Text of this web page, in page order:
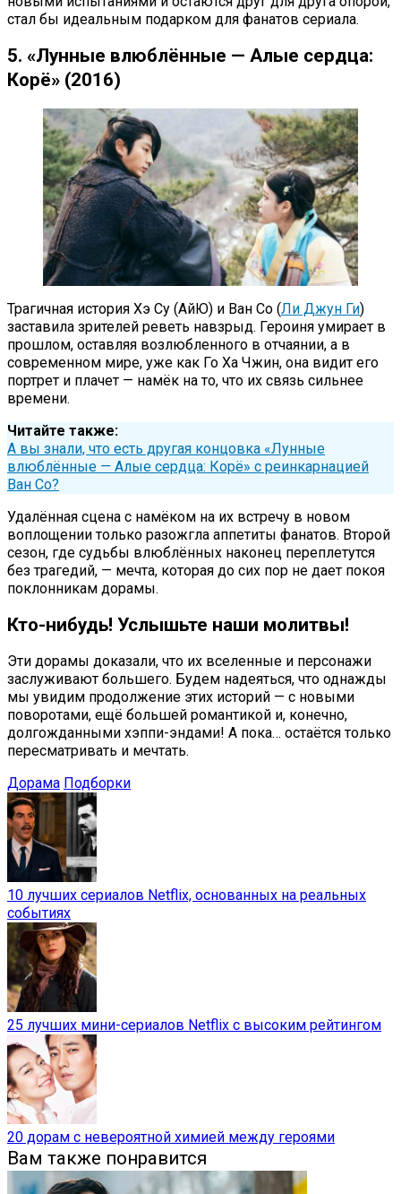
стал бы идеальным подарком для фанатов сериала.
5. «Лунные влюблённые — Алые сердца:
Корё» (2016)
Трагичная история Хэ Су (АйЮ) и Ван Со (Ли Джун Ги)
заставила зрителей реветь навзрыд. Героиня умирает в
прошлом, оставляя возлюбленного в отчаянии, а в
современном мире, уже как Го Ха Чжин, она видит его
портрет и плачет — намёк на то, что их связь сильнее
времени.
Читайте также:
А вы знали, что есть другая концовка «Лунные
влюблённые — Алые сердца: Корё» с реинкарнацией
Ван Со?
Удалённая сцена с намёком на их встречу в новом
воплощении только разожгла аппетиты фанатов. Второй
сезон, где судьбы влюблённых наконец переплетутся
без трагедий, — мечта, которая до сих пор не дает покоя
поклонникам дорамы.
Кто-нибудь! Услышьте наши молитвы!
Эти дорамы доказали, что их вселенные и персонажи
заслуживают большего. Будем надеяться, что однажды
мы увидим продолжение этих историй — с новыми
поворотами, ещё большей романтикой и, конечно,
долгожданными хэппи-эндами! А пока… остаётся только
пересматривать и мечтать.
Дорама Подборки
10 лучших сериалов Netflix, основанных на реальных
событиях
25 лучших мини-сериалов Netflix с высоким рейтингом
20 дорам с невероятной химией между героями
Вам также понравится